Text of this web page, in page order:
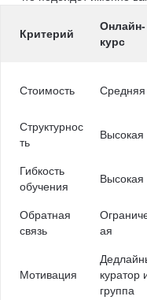
Критерий
Онлайн-
курс
Стоимость Средняя
Структурнос
ть
Высокая
Гибкость
обучения
Высокая
Обратная
связь
ая
Мотивация
куратор
группа